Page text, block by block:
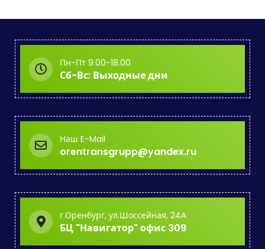
Пн-Пт 9.00-18.00
Сб-Вс: Выходные дни
Наш E-Mail
orentransgrupp@yandex.ru
г.Оренбург, ул.Шоссейная, 24А
БЦ "Навигатор" офис 309